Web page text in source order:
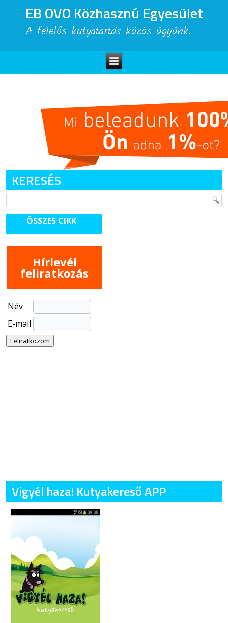
EB OVO Közhasznú Egyesület
A felelős kutyatartás közös ügyünk.
KERESÉS
ÖSSZES CIKK
Hírlevél
feliratkozás
Név
E-mail
Vigyél haza! Kutyakereső APP